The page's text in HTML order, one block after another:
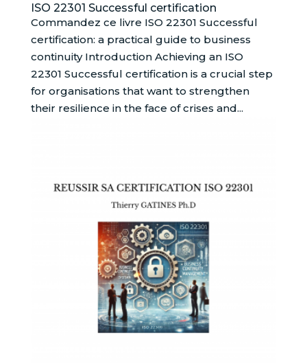
ISO 22301 Successful certification
Commandez ce livre ISO 22301 Successful
certification: a practical guide to business
continuity Introduction Achieving an ISO
22301 Successful certification is a crucial step
for organisations that want to strengthen
their resilience in the face of crises and...